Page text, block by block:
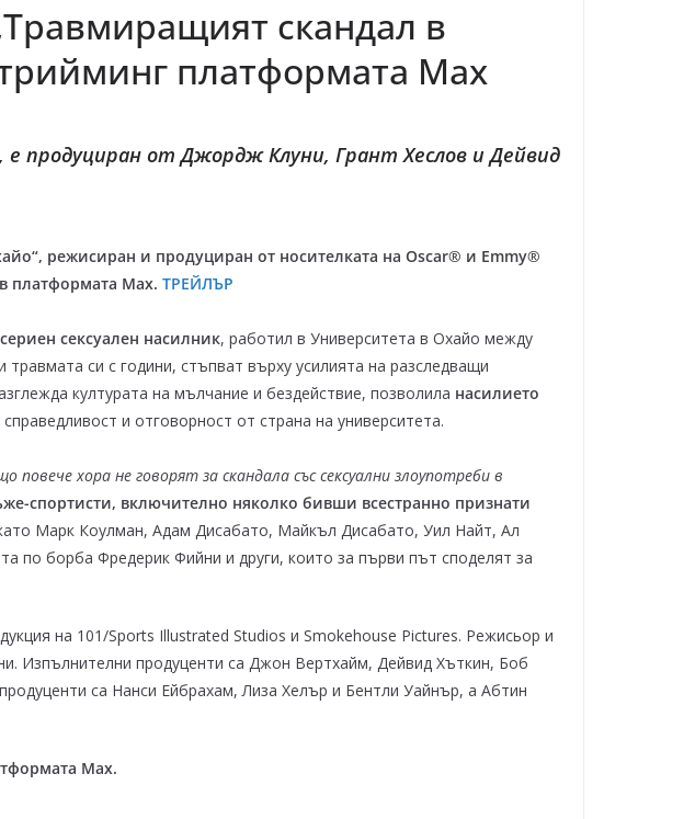
скандал в
платформата Max
продуциран от Джордж Клуни, Грант Хеслов и Дейвид
режисиран и продуциран от носителката на Oscar® и Emmy®
платформата Max. ТРЕЙЛЪР
сексуален насилник, работил в Университета в Охайо между
си с години, стъпват върху усилията на разследващи
културата на мълчание и бездействие, позволила насилието
и отговорност от страна на университета.
повече хора не говорят за скандала със сексуални злоупотреби в
спортисти, включително няколко бивши всестранно признати
Марк Коулман, Адам Дисабато, Майкъл Дисабато, Уил Найт, Ал
по борба Фредерик Фийни и други, които за първи път споделят за
на 101/Sports Illustrated Studios и Smokehouse Pictures. Режисьор и
Изпълнителни продуценти са Джон Вертхайм, Дейвид Хъткин, Боб
са Нанси Ейбрахам, Лиза Хелър и Бентли Уайнър, а Абтин
Max.